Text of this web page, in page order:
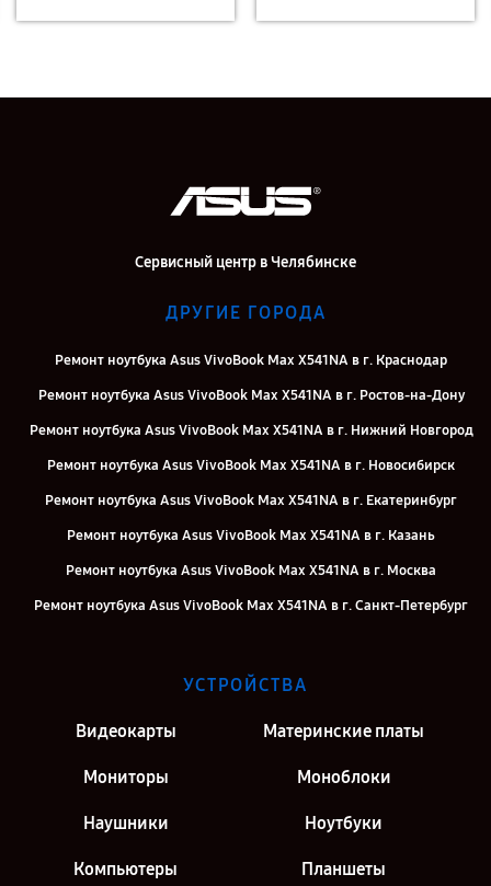
Сервисный центр в Челябинске
ДРУГИЕ ГОРОДА
Ремонт ноутбука Asus VivoBook Max X541NA в г. Краснодар
Ремонт ноутбука Asus VivoBook Max X541NA в г. Ростов-на-Дону
Ремонт ноутбука Asus VivoBook Max X541NA в г. Нижний Новгород
Ремонт ноутбука Asus VivoBook Max X541NA в г. Новосибирск
Ремонт ноутбука Asus VivoBook Max X541NA в г. Екатеринбург
Ремонт ноутбука Asus VivoBook Max X541NA в г. Казань
Ремонт ноутбука Asus VivoBook Max X541NA в г. Москва
Ремонт ноутбука Asus VivoBook Max X541NA в г. Санкт-Петербург
УСТРОЙСТВА
Видеокарты Материнские платы
Мониторы Моноблоки
Наушники Ноутбуки
Компьютеры Планшеты